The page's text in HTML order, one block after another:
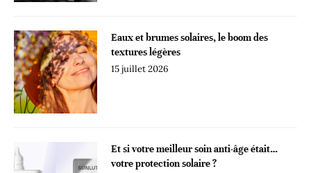
Eaux et brumes solaires, le boom des
textures légères
15 juillet 2026
Et si votre meilleur soin anti-âge était…
votre protection solaire ?